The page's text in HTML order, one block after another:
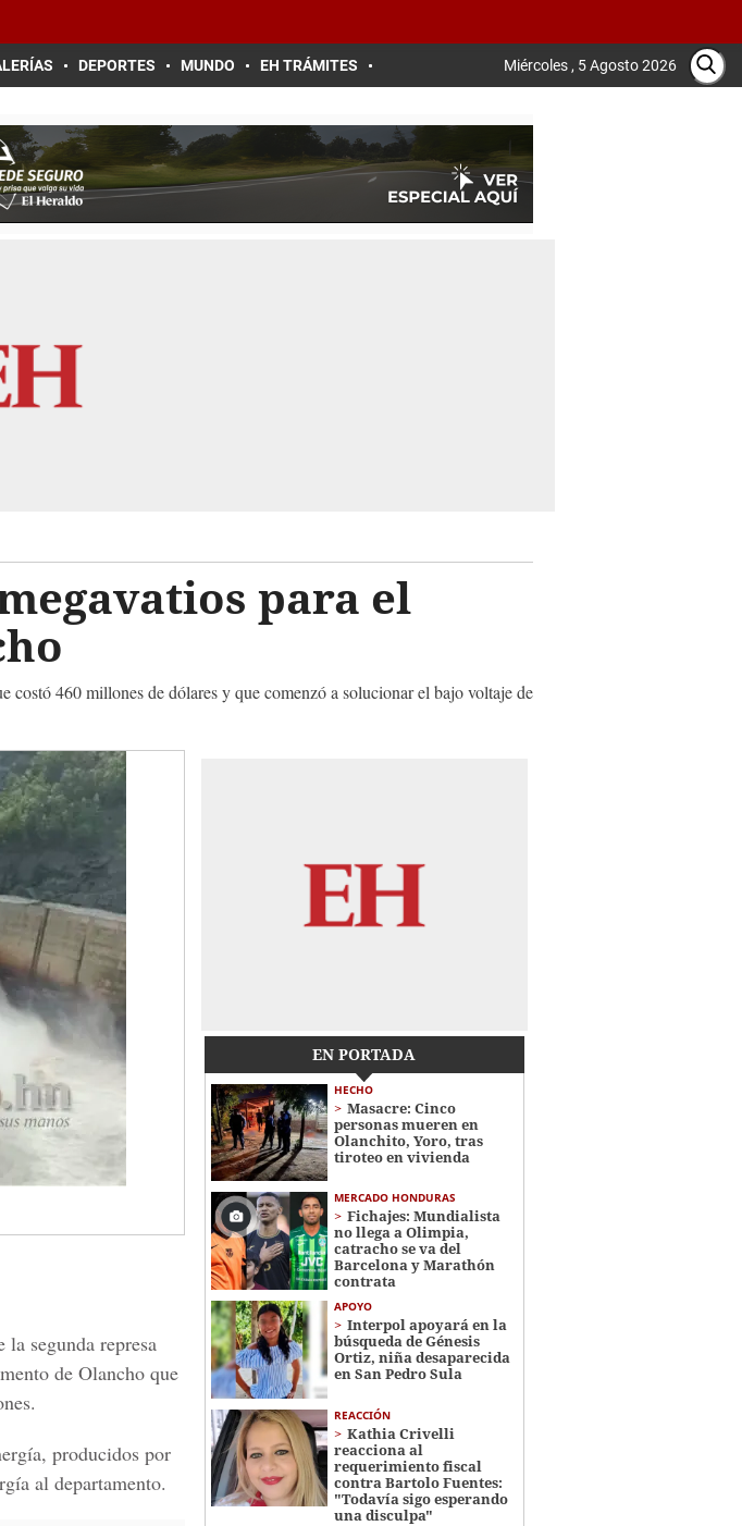
DEPORTES MUNDO EH TRÁMITES Miércoles , 5 Agosto 2026
para el
460 millones de dólares y que comenzó a solucionar el bajo voltaje de
segunda represa
de Olancho que
producidos por
al departamento.
EN PORTADA
HECHO
Masacre: Cinco
personas mueren en
Olanchito, Yoro, tras
tiroteo en vivienda
MERCADO HONDURAS
Fichajes: Mundialista
no llega a Olimpia,
catracho se va del
Barcelona y Marathón
contrata
APOYO
Interpol apoyará en la
búsqueda de Génesis
Ortiz, niña desaparecida
en San Pedro Sula
REACCIÓN
Kathia Crivelli
reacciona al
requerimiento fiscal
contra Bartolo Fuentes:
"Todavía sigo esperando
una disculpa"